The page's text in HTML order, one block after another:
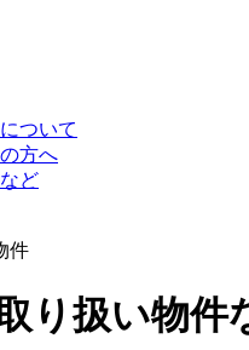
ついて
方へ
ど
り扱い物件